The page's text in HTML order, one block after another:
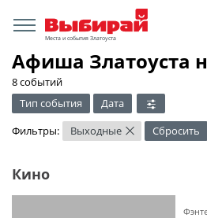
Места и события Златоуста
Афиша Златоуста
8 событий
Тип события
Дата
Фильтры:
Выходные × Сбросить
Кино